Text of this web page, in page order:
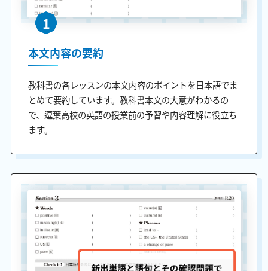
1
本文内容の要約
教科書の各レッスンの本文内容のポイントを日本語でま
とめて要約しています。教科書本文の大意がわかるの
で、逗葉高校の英語の授業前の予習や内容理解に役立ち
ます。